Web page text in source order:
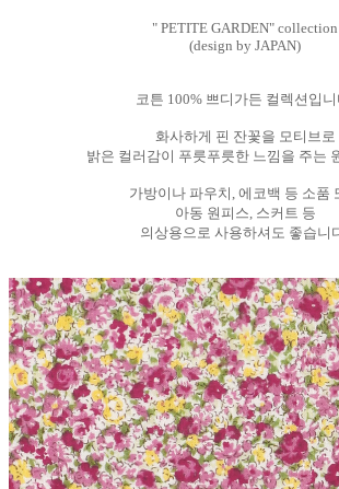
" PETITE GARDEN" collection
(design by JAPAN)
코튼 100% 쁘디가든 컬렉션입니
화사하게 핀 잔꽃을 모티브로
밝은 컬러감이 푸릇푸릇한 느낌을 주는
가방이나 파우치, 에코백 등 소품
아동 원피스, 스커트 등
의상용으로 사용하셔도 좋습니